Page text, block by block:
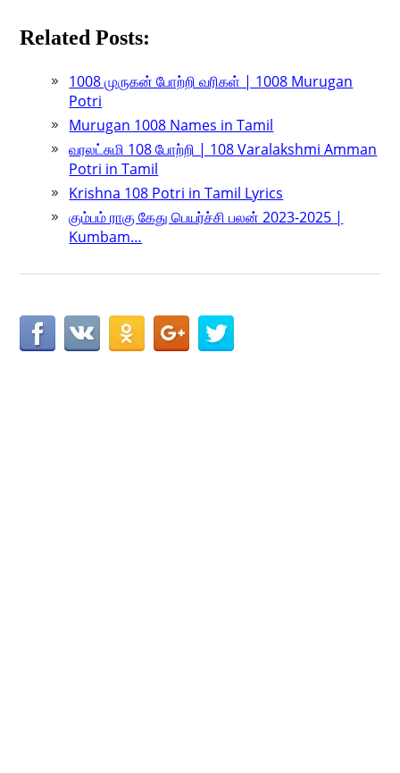
Related Posts:
1008 முருகன் போற்றி வரிகள் | 1008 Murugan
Potri
Murugan 1008 Names in Tamil
வரலட்சுமி 108 போற்றி | 108 Varalakshmi Amman
Potri in Tamil
Krishna 108 Potri in Tamil Lyrics
கும்பம் ராகு கேது பெயர்ச்சி பலன் 2023-2025 |
Kumbam…